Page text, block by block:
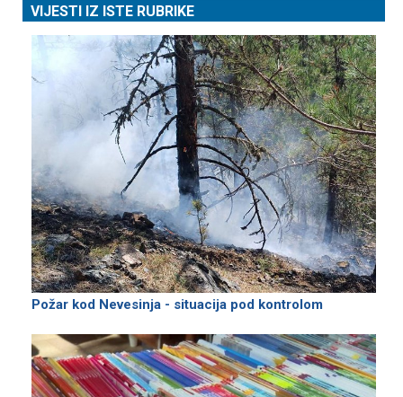
VIJESTI IZ ISTE RUBRIKE
Požar kod Nevesinja - situacija pod kontrolom